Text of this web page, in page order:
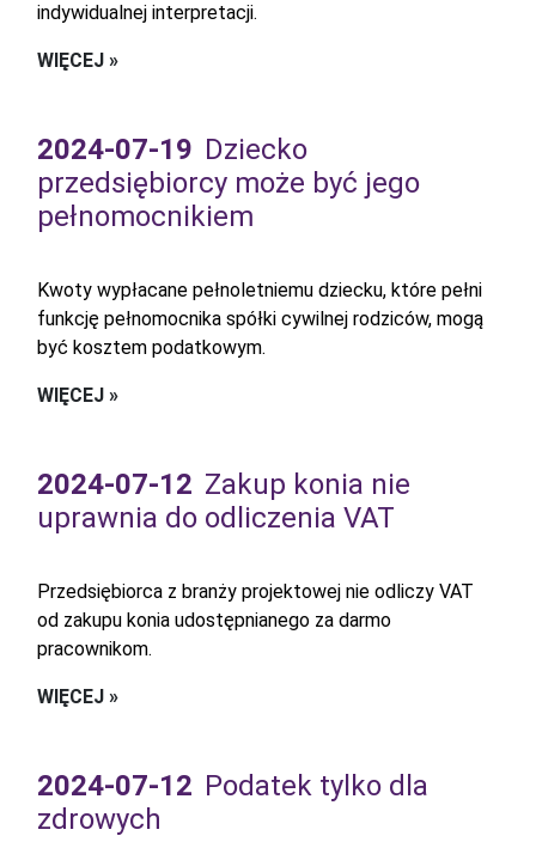
indywidualnej interpretacji.
WIĘCEJ »
2024-07-19 Dziecko
przedsiębiorcy może być jego
pełnomocnikiem
Kwoty wypłacane pełnoletniemu dziecku, które pełni
funkcję pełnomocnika spółki cywilnej rodziców, mogą
być kosztem podatkowym.
WIĘCEJ »
2024-07-12 Zakup konia nie
uprawnia do odliczenia VAT
Przedsiębiorca z branży projektowej nie odliczy VAT
od zakupu konia udostępnianego za darmo
pracownikom.
WIĘCEJ »
2024-07-12 Podatek tylko dla
zdrowych